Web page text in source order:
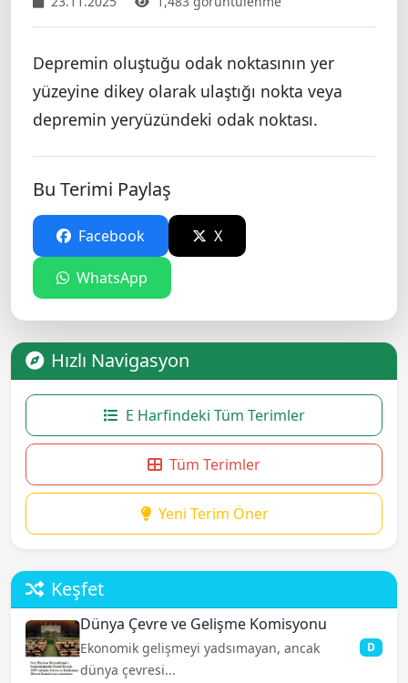
Depremin oluştuğu odak noktasının yer
yüzeyine dikey olarak ulaştığı nokta veya
depremin yeryüzündeki odak noktası.
Bu Terimi Paylaş
Facebook X
WhatsApp
Hızlı Navigasyon
E Harfindeki Tüm Terimler
Tüm Terimler
Yeni Terim Öner
Keşfet
Dünya Çevre ve Gelişme Komisyonu
Ekonomik gelişmeyi yadsımayan, ancak
dünya çevresi...
D